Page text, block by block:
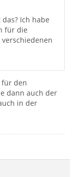
Ich habe
für die
den
dann auch der
in der